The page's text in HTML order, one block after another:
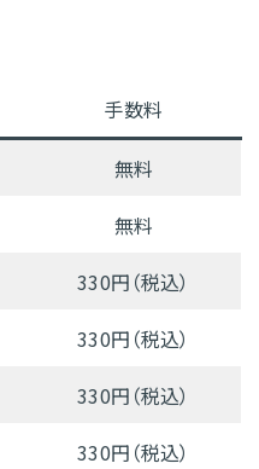
手数料
無料
無料
330円（税込）
330円（税込）
330円（税込）
330円（税込）